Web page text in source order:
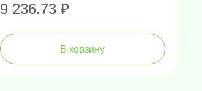
9 236.73 ₽
В корзину